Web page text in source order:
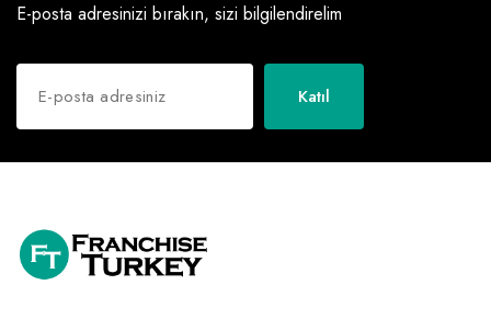
E-posta adresinizi bırakın, sizi bilgilendirelim
Katıl